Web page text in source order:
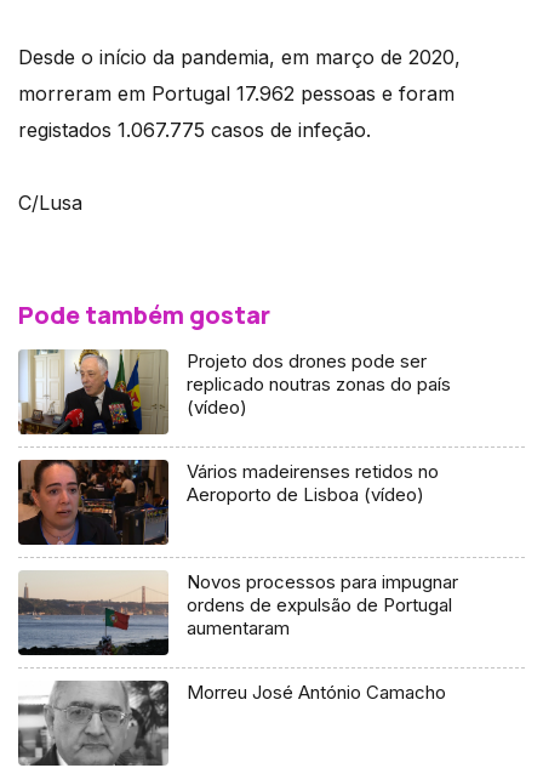
Desde o início da pandemia, em março de 2020,
morreram em Portugal 17.962 pessoas e foram
registados 1.067.775 casos de infeção.
C/Lusa
Pode também gostar
Projeto dos drones pode ser
replicado noutras zonas do país
(vídeo)
Vários madeirenses retidos no
Aeroporto de Lisboa (vídeo)
Novos processos para impugnar
ordens de expulsão de Portugal
aumentaram
Morreu José António Camacho